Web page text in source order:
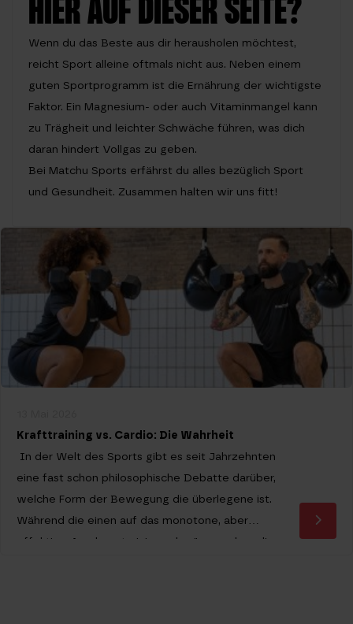
HIER AUF DIESER SEITE?
Wenn du das Beste aus dir herausholen möchtest,
reicht Sport alleine oftmals nicht aus. Neben einem
guten Sportprogramm ist die Ernährung der wichtigste
Faktor. Ein Magnesium- oder auch Vitaminmangel kann
zu Trägheit und leichter Schwäche führen, was dich
daran hindert Vollgas zu geben.
Bei Matchu Sports erfährst du alles bezüglich Sport
und Gesundheit. Zusammen halten wir uns fitt!
Krafttraining vs. Cardio: Die Wahrheit
In der Welt des Sports gibt es seit Jahrzehnten
eine fast schon philosophische Debatte darüber,
welche Form der Bewegung die überlegene ist.
Während die einen auf das monotone, aber
effektive Ausdauertraining schwören, sehen die